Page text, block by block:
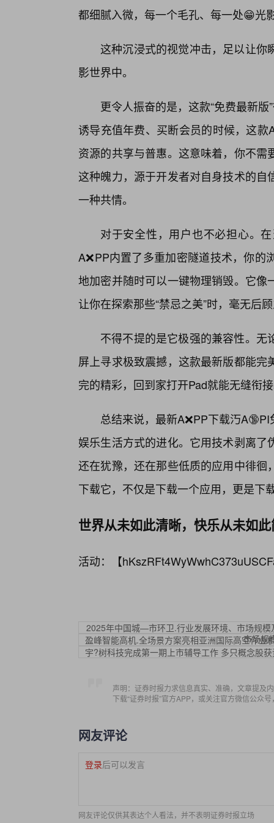
都细腻入微，每一个毛孔、每一处😁光
这种沉浸式的视觉冲击，足以让
影世界中。
更令人振奋的是，这款“免费最新
诱导充值年费、买断会员的时候，这
资源的共享与普惠。这意味着，你不
这种魄力，源于开发者对自身技术的
一种共情。
对于安全性，用户也不必担心。
A❌PP内置了多重加密隧道技术，你
地加密并随时可以一键物理销毁。它
让你在探索那些“禁忌之美”时，毫无后
不得不提的是它极强的兼容性。
屏上寻求极致震撼，这款最新版都能
完的精彩，回到家打开Pad就能无缝衔
总结来说，最新A❌PP下载汅
娱乐生活方式的进化。它用技术剥离
还在犹豫，还在那些低质的应用中徘
下载它，不仅是下载一个应用，更是下
世界从未如此清晰，快乐从未如
活动：【
2025年中国城—市环卫.行业发展环境、市场规
市场规
盈峰智能高机.全场景方案亮相亚洲国际高空作业
宇?树科技完成第一期上市辅导工作 多只概念股
声明：证券时报力求信息真实、准确，文章提及
下载“证券时报”官方APP，或关注官方微信公众
网友评论
登录后可以发言
网友评论仅供其表达个人看法，并不表明证券时报立场